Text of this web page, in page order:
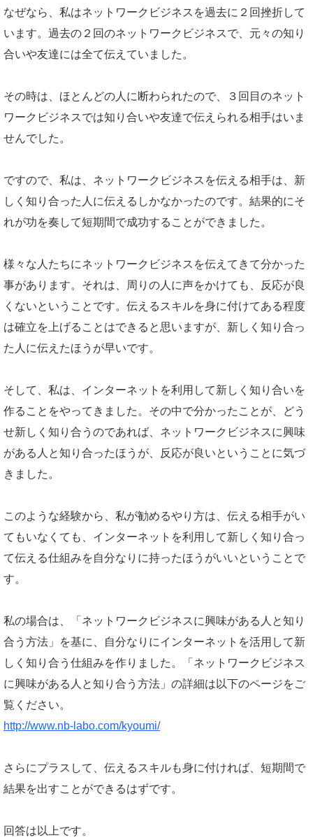
なぜなら、私はネットワークビジネスを過去に２回挫折して
います。過去の２回のネットワークビジネスで、元々の知り
合いや友達には全て伝えていました。
その時は、ほとんどの人に断わられたので、３回目のネット
ワークビジネスでは知り合いや友達で伝えられる相手はいま
せんでした。
ですので、私は、ネットワークビジネスを伝える相手は、新
しく知り合った人に伝えるしかなかったのです。結果的にそ
れが功を奏して短期間で成功することができました。
様々な人たちにネットワークビジネスを伝えてきて分かった
事があります。それは、周りの人に声をかけても、反応が良
くないということです。伝えるスキルを身に付けてある程度
は確立を上げることはできると思いますが、新しく知り合っ
た人に伝えたほうが早いです。
そして、私は、インターネットを利用して新しく知り合いを
作ることをやってきました。その中で分かったことが、どう
せ新しく知り合うのであれば、ネットワークビジネスに興味
がある人と知り合ったほうが、反応が良いということに気づ
きました。
このような経験から、私が勧めるやり方は、伝える相手がい
てもいなくても、インターネットを利用して新しく知り合っ
て伝える仕組みを自分なりに持ったほうがいいということで
す。
私の場合は、「ネットワークビジネスに興味がある人と知り
合う方法」を基に、自分なりにインターネットを活用して新
しく知り合う仕組みを作りました。「ネットワークビジネス
に興味がある人と知り合う方法」の詳細は以下のページをご
覧ください。
http://www.nb-labo.com/kyoumi/
さらにプラスして、伝えるスキルも身に付ければ、短期間で
結果を出すことができるはずです。
回答は以上です。